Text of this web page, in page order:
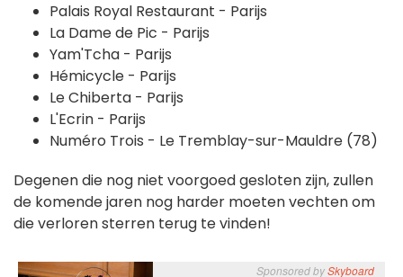
Palais Royal Restaurant - Parijs
La Dame de Pic - Parijs
Yam'Tcha - Parijs
Hémicycle - Parijs
Le Chiberta - Parijs
L'Ecrin - Parijs
Numéro Trois - Le Tremblay-sur-Mauldre (78)
Degenen die nog niet voorgoed gesloten zijn, zullen
de komende jaren nog harder moeten vechten om
die verloren sterren terug te vinden!